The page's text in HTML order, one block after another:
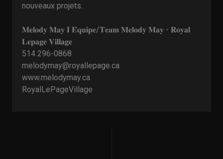
nouveaux projets.
𝐌𝐞𝐥𝐨𝐝𝐲 𝐌𝐚𝐲 𝐈 𝐄́𝐪𝐮𝐢𝐩𝐞/𝐓𝐞𝐚𝐦 𝐌𝐞𝐥𝐨𝐝𝐲 𝐌𝐚𝐲 - 𝐑𝐨𝐲𝐚𝐥
𝐋𝐞𝐩𝐚𝐠𝐞 𝐕𝐢𝐥𝐥𝐚𝐠𝐞
514 296-0868
melodymay@royallepage.ca
www.melodymay.ca
RoyalLePageVillage